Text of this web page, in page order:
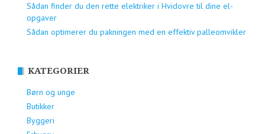
Sådan finder du den rette elektriker i Hvidovre til dine el-
opgaver
Sådan optimerer du pakningen med en effektiv palleomvikler
KATEGORIER
Børn og unge
Butikker
Byggeri